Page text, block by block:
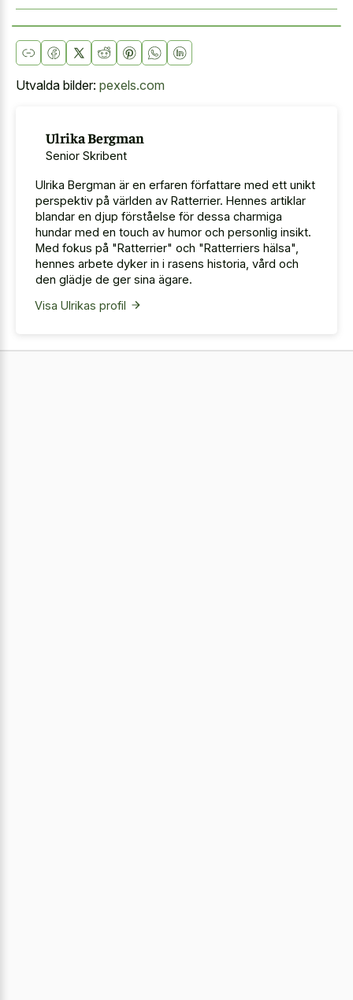
Utvalda bilder: pexels.com
Ulrika Bergman
Senior Skribent
Ulrika Bergman är en erfaren författare med ett unikt
perspektiv på världen av Ratterrier. Hennes artiklar
blandar en djup förståelse för dessa charmiga
hundar med en touch av humor och personlig insikt.
Med fokus på "Ratterrier" och "Ratterriers hälsa",
hennes arbete dyker in i rasens historia, vård och
den glädje de ger sina ägare.
Visa Ulrikas profil